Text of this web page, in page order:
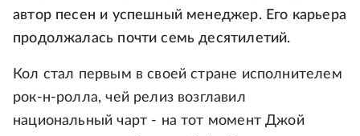
автор песен и успешный менеджер. Его карьера
продолжалась почти семь десятилетий.
Кол стал первым в своей стране исполнителем
рок-н-ролла, чей релиз возглавил
национальный чарт - на тот момент Джой